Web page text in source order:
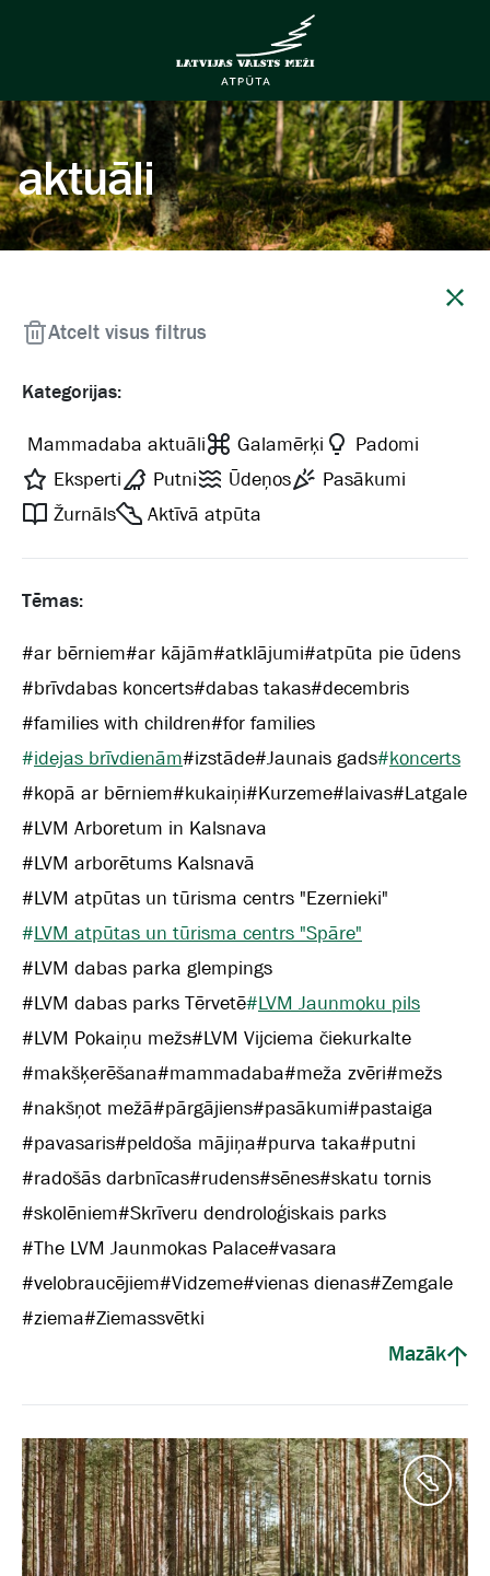
aktuāli
Kategorijas:
Mammadaba aktuāli Galamērķi
Padomi
Eksperti
Putni Ūdeņos
Pasākumi
Žurnāls
Aktīvā atpūta
Tēmas:
#ar bērniem#ar kājām#atklājumi#atpūta pie ūdens
#brīvdabas koncerts#dabas takas#decembris
#families with children#for families
#idejas brīvdienām#izstāde#Jaunais gads#koncerts
#kopā ar bērniem#kukaiņi#Kurzeme#laivas#Latgale
#LVM Arboretum in Kalsnava
#LVM arborētums Kalsnavā
#LVM atpūtas un tūrisma centrs "Ezernieki"
#LVM atpūtas un tūrisma centrs "Spāre"
#LVM dabas parka glempings
#LVM dabas parks Tērvetē#LVM Jaunmoku pils
#LVM Pokaiņu mežs#LVM Vijciema čiekurkalte
#makšķerēšana#mammadaba#meža zvēri#mežs
#nakšņot mežā#pārgājiens#pasākumi#pastaiga
#pavasaris#peldoša mājiņa#purva taka#putni
#radošās darbnīcas#rudens#sēnes#skatu tornis
#skolēniem#Skrīveru dendroloģiskais parks
#The LVM Jaunmokas Palace#vasara
#velobraucējiem#Vidzeme#vienas dienas#Zemgale
#ziema#Ziemassvētki
Mazāk
Atcelt visus filtrus